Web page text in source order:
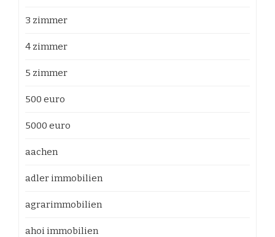
3 zimmer
4 zimmer
5 zimmer
500 euro
5000 euro
aachen
adler immobilien
agrarimmobilien
ahoi immobilien